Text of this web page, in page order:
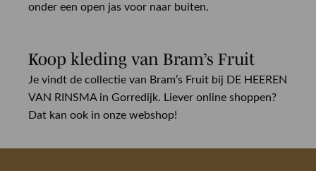
onder een open jas voor naar buiten.
Koop kleding van Bram’s Fruit
Je vindt de collectie van Bram’s Fruit bij DE HEEREN
VAN RINSMA in Gorredijk. Liever online shoppen?
Dat kan ook in onze webshop!